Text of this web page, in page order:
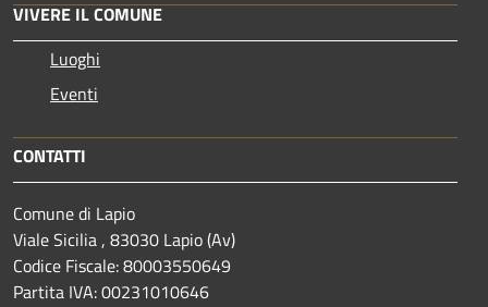
VIVERE IL COMUNE
Luoghi
Eventi
CONTATTI
Comune di Lapio
Viale Sicilia , 83030 Lapio (Av)
Codice Fiscale: 80003550649
Partita IVA: 00231010646